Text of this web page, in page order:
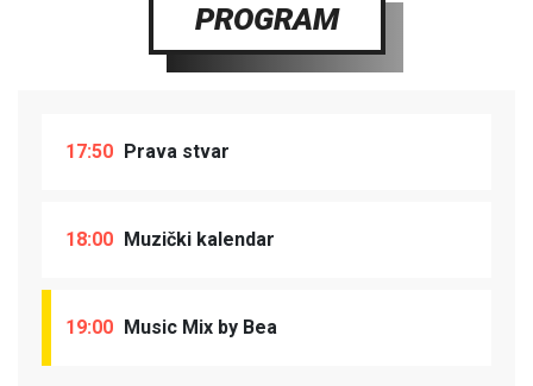
PROGRAM
17:50 Prava stvar
18:00 Muzički kalendar
19:00 Music Mix by Bea